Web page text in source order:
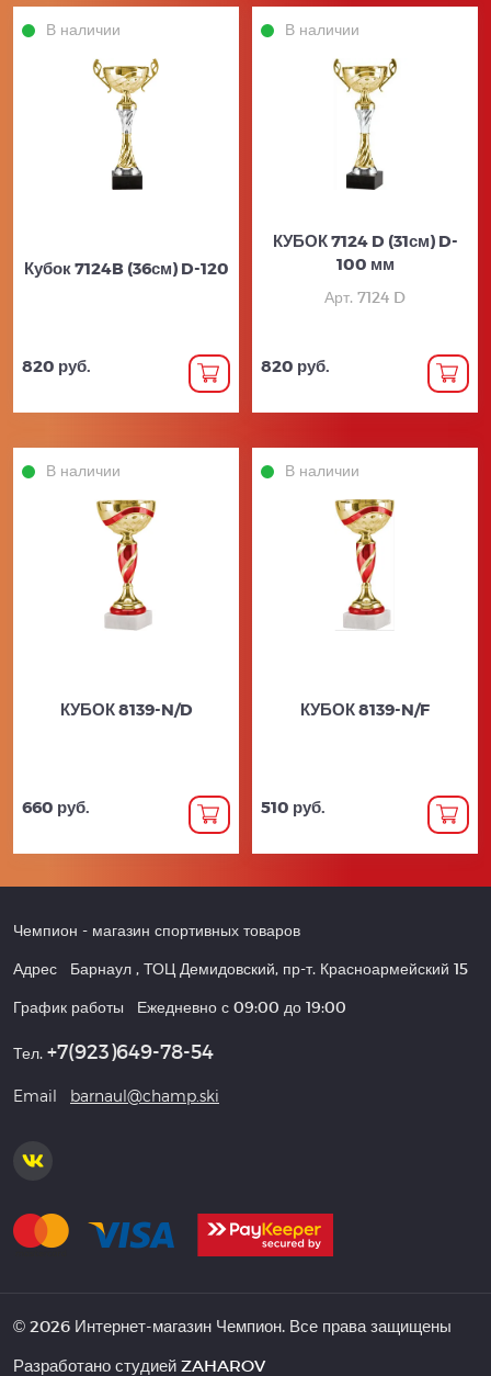
В наличии
Кубок 7124B (36см) D-120
820 руб.
В наличии
КУБОК 7124 D (31см) D-
100 мм
Арт. 7124 D
820 руб.
В наличии
КУБОК 8139-N/D
660 руб.
В наличии
КУБОК 8139-N/F
510 руб.
Чемпион - магазин спортивных товаров
Адрес Барнаул , ТОЦ Демидовский, пр-т. Красноармейский 15
График работы Ежедневно с 09:00 до 19:00
Тел. +7(923)649-78-54
Email barnaul@champ.ski
© 2026 Интернет-магазин Чемпион. Все права защищены
Разработано студией ZAHAROV